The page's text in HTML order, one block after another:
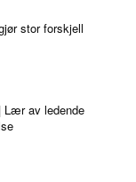
stor forskjell
Lær av ledende